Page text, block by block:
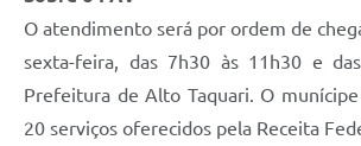
O atendimento será por ordem de
sexta-feira, das 7h30 às 11h30 e
Prefeitura de Alto Taquari. O
20 serviços oferecidos pela Receita